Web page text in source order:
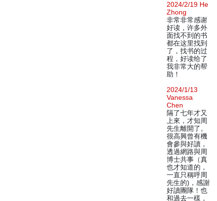
2024/2/19 He
Zhong
非常非常感谢
好读，许多外
面找不到的书
都在这里找到
了，找书的过
程，好读给了
我非常大的帮
助！
2024/1/13
Vanessa
Chen
隔了七年才又
上來，才知周
先生離開了。
很高興曾有機
會參與好讀，
透過網路與周
博士共事（真
也才知道的，
一直只稱呼周
先生的)，感謝
好讀團隊！也
和過去一樣，